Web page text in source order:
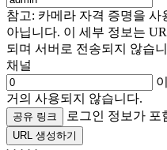
참고: 카메라 자격 증명을 사
아닙니다. 이 세부 정보는
되며 서버로 전송되지 않습
채널
거의 사용되지 않습니다.
공유 링크 로그인 정보가 포
URL 생성하기